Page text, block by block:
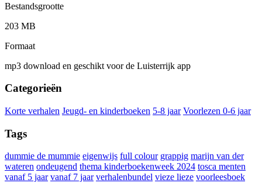
Bestandsgrootte
203 MB
Formaat
mp3 download en geschikt voor de Luisterrijk app
Categorieën
Korte verhalen Jeugd- en kinderboeken 5-8 jaar Voorlezen 0-6 jaar
Tags
dummie de mummie eigenwijs full colour grappig marijn van der
wateren ondeugend thema kinderboekenweek 2024 tosca menten
vanaf 5 jaar vanaf 7 jaar verhalenbundel vieze lieze voorleesboek